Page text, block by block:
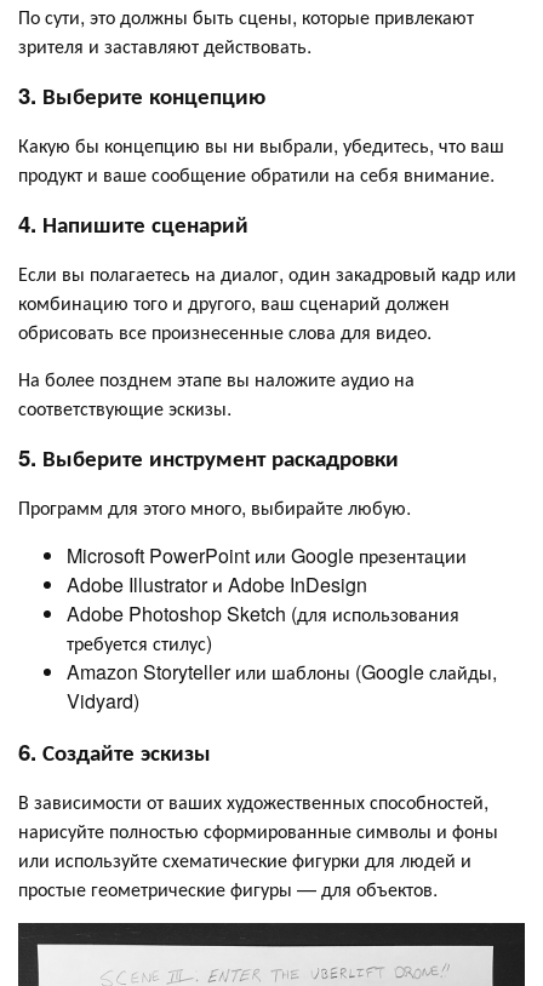
По сути, это должны быть сцены, которые привлекают
зрителя и заставляют действовать.
3. Выберите концепцию
Какую бы концепцию вы ни выбрали, убедитесь, что ваш
продукт и ваше сообщение обратили на себя внимание.
4. Напишите сценарий
Если вы полагаетесь на диалог, один закадровый кадр или
комбинацию того и другого, ваш сценарий должен
обрисовать все произнесенные слова для видео.
На более позднем этапе вы наложите аудио на
соответствующие эскизы.
5. Выберите инструмент раскадровки
Программ для этого много, выбирайте любую.
Microsoft PowerPoint или Google презентации
Adobe Illustrator и Adobe InDesign
Adobe Photoshop Sketch (для использования
требуется стилус)
Amazon Storyteller или шаблоны (Google слайды,
Vidyard)
6. Создайте эскизы
В зависимости от ваших художественных способностей,
нарисуйте полностью сформированные символы и фоны
или используйте схематические фигурки для людей и
простые геометрические фигуры — для объектов.